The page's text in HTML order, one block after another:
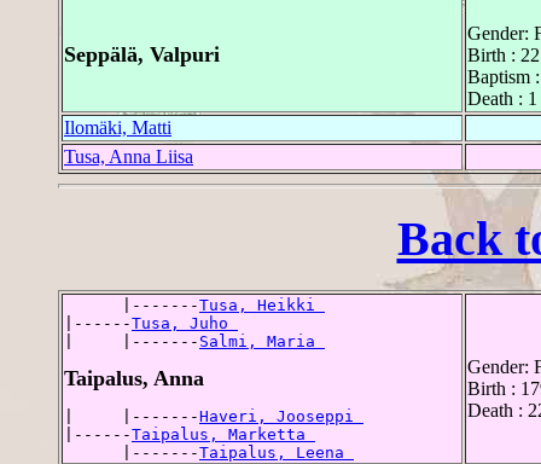
Seppälä, Valpuri
Gender:
Birth :
Baptism
Death :
Ilomäki, Matti
Tusa, Anna Liisa
Back
      |-------
Tusa, Heikki
|------Tusa, Juho
|     |------- Salmi, Maria
Taipalus, Anna
|     |-------Haveri, Jooseppi
|------Taipalus, Marketta
      |-------
Taipalus, Leena
Gender:
Birth :
Death :